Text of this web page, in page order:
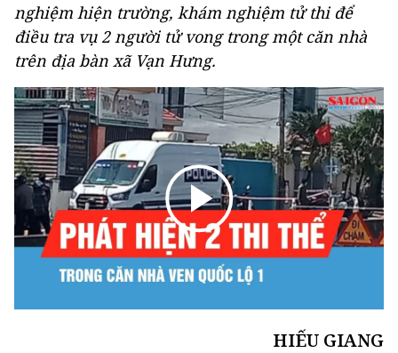
nghiệm hiện trường, khám nghiệm tử thi để
điều tra vụ 2 người tử vong trong một căn nhà
trên địa bàn xã Vạn Hưng.
HIẾU GIANG